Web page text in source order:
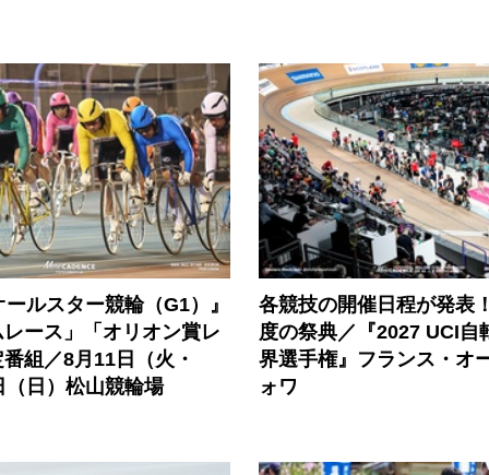
ルスター競輪（G1）』
ース」「オリオン賞レ
組／8月11日（火・
（日）松山競輪場
各競技の開催日程が発
度の祭典／『2027 UCI自
界選手権』フランス・オ
ォワ